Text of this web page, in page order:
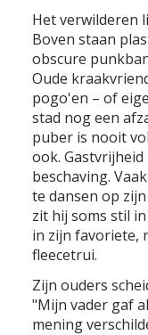
Het verwilderen
Boven staan
obscure
Oude
pogo'en – of
stad nog een
puber is nooit
ook.
beschaving.
te dansen op
zit hij soms stil
in zijn favoriete,
fleecetrui.
Zijn ouders
"Mijn vader gaf
mening